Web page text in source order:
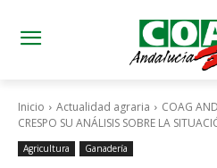
Inicio Actualidad agraria
COAG
CRESPO SU ANÁLISIS SOBRE LA
Agricultura Ganadería